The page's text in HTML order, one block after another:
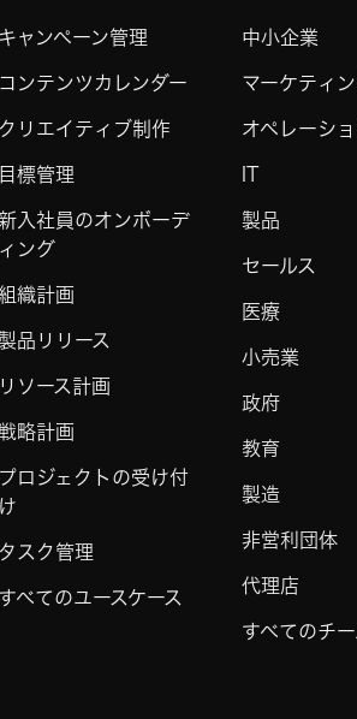
キャンペーン管理
コンテンツカレンダー
クリエイティブ制作
目標管理
入社員のオンボーデ
ィング
組織計画
品リリース
リソース計画
戦略計画
プロジェクトの受け付
け
タスク管理
すべてのユースケース
中小企業
マーケティ
オペレーシ
IT
製品
セールス
医療
小売業
政府
教育
製造
非営利団体
代理店
すべてのチー